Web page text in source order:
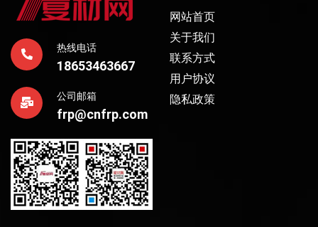
热线电话
18653463667
公司邮箱
frp@cnfrp.com
网站首页
关于我们
联系方式
用户协议
隐私政策